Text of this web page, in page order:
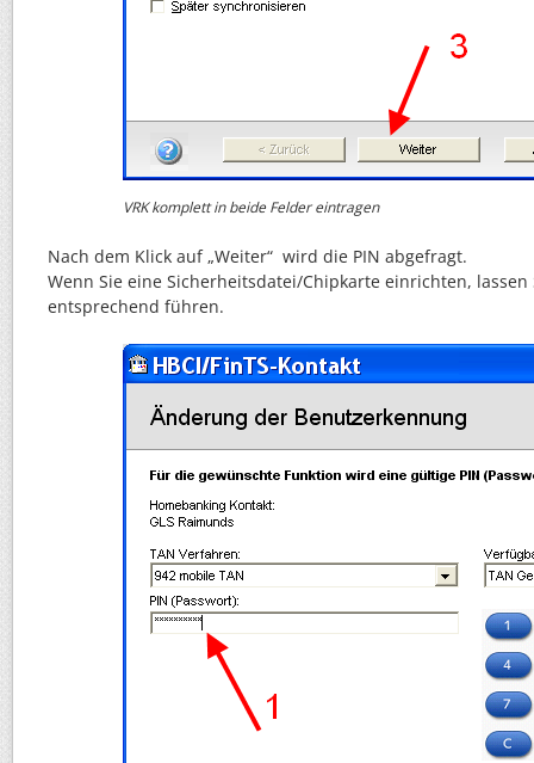
VRK komplett in beide Felder eintragen
Nach dem Klick auf „Weiter“ wird die PIN abgefragt.
Wenn Sie eine Sicherheitsdatei/Chipkarte einrichten, lassen
entsprechend führen.